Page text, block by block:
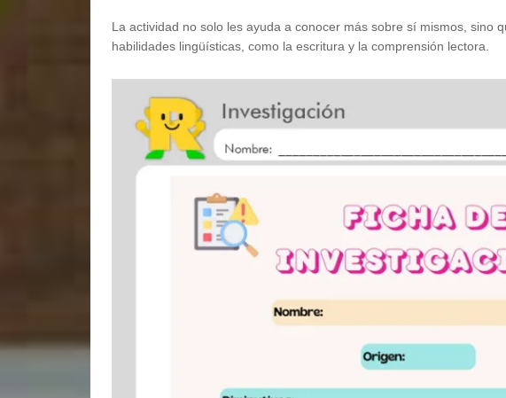
La actividad no solo les ayuda a conocer más sobre sí mismos, sino
habilidades lingüísticas, como la escritura y la comprensión lectora.